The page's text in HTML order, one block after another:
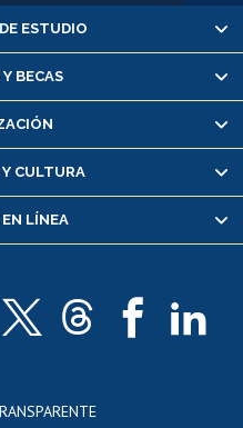
os
línea
de asignaturas
de notas
y dental
alumnos
ESTUDIO
BECAS
CULTURA
LÍNEA